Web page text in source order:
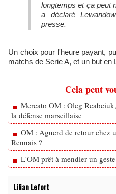
longtemps et ça peut
a déclaré
presse.
Un choix pour l'heure payant,
matchs de Serie A, et un but en
Cela peut
Mercato OM : Oleg
la défense marseillaise
OM : Aguerd de retour chez
Rennais ?
L'OM prêt à mendier un
Lilian Lefort